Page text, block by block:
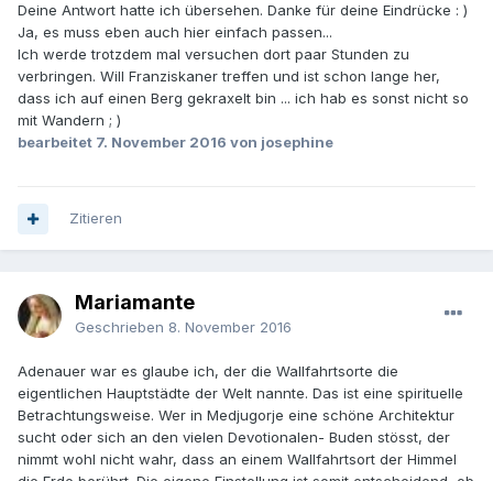
Deine Antwort hatte ich übersehen. Danke für deine Eindrücke : )
Ja, es muss eben auch hier einfach passen...
Ich werde trotzdem mal versuchen dort paar Stunden zu
verbringen. Will Franziskaner treffen und ist schon lange her,
dass ich auf einen Berg gekraxelt bin ... ich hab es sonst nicht so
mit Wandern ; )
bearbeitet 7. November 2016 von josephine
Zitieren
Mariamante
Geschrieben 8. November 2016
Adenauer war es glaube ich, der die Wallfahrtsorte die
eigentlichen Hauptstädte der Welt nannte. Das ist eine spirituelle
Betrachtungsweise. Wer in Medjugorje eine schöne Architektur
sucht oder sich an den vielen Devotionalen- Buden stösst, der
nimmt wohl nicht wahr, dass an einem Wallfahrtsort der Himmel